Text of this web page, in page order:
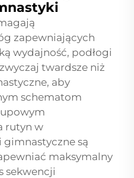
zapewniających
wydajność, podłogi
twardsze niż
aby
schematom
rutyn w
gimnastyczne są
maksymalny
sekwencji